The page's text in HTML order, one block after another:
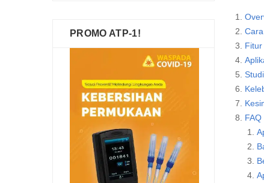
FAQ
PROMO ATP-1!